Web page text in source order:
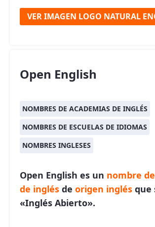
VER IMAGEN LOGO NATURAL
Open English
NOMBRES DE ACADEMIAS DE INGLÉS
NOMBRES DE ESCUELAS DE IDIOMAS
NOMBRES INGLESES
Open English es un nombre
de inglés de origen inglés que
«Inglés Abierto».